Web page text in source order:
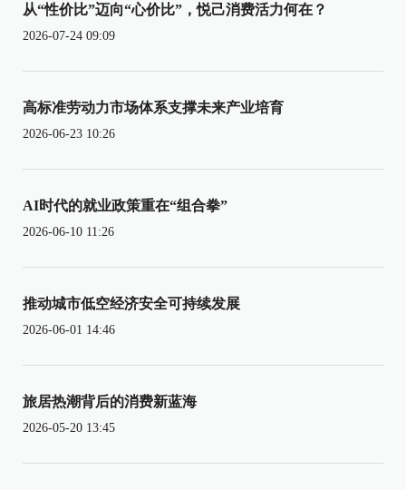
从“性价比”迈向“心价比”，悦己消费活力何在？
2026-07-24 09:09
高标准劳动力市场体系支撑未来产业培育
2026-06-23 10:26
AI时代的就业政策重在“组合拳”
2026-06-10 11:26
推动城市低空经济安全可持续发展
2026-06-01 14:46
旅居热潮背后的消费新蓝海
2026-05-20 13:45